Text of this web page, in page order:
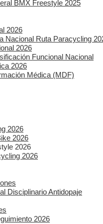
BMX Freestyle 2025
2026
Nacional Ruta Paracycling
2026
Funcional Nacional
2026
Médica (MDF)
2026
2026
2026
2026
Disciplinario Antidopaje
2026